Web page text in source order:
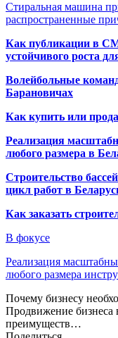
Стиральная машина
распространенные
Как публикации в
устойчивого роста
Волейбольные
Барановичах
Как купить или
Реализация
любого размера в
Строительство
цикл работ в
Как заказать
В фокусе
Реализация
любого размера
Почему бизнесу
Продвижение бизнеса
преимуществ…